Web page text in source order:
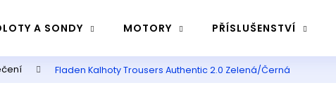
A SONDY MOTORY PŘÍSLUŠENSTVÍ
Fladen Kalhoty Trousers Authentic 2.0 Zelená/Černá
Co potřebujete najít?